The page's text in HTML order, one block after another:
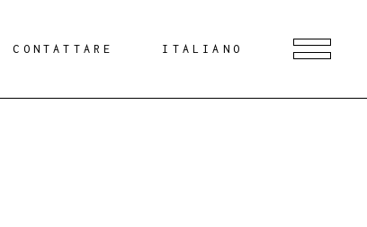
CONTATTARE ITALIANO